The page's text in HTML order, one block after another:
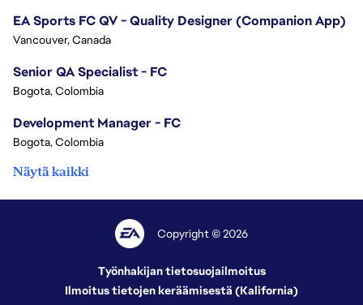
EA Sports FC QV - Quality Designer (Companion App)
Vancouver, Canada
Senior QA Specialist - FC
Bogota, Colombia
Development Manager - FC
Bogota, Colombia
Näytä kaikki
Copyright © 2026
Työnhakijan tietosuojailmoitus
Ilmoitus tietojen keräämisestä (Kalifornia)